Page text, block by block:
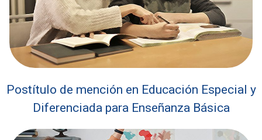
Postítulo de mención en Educación Especial y
Diferenciada para Enseñanza Básica